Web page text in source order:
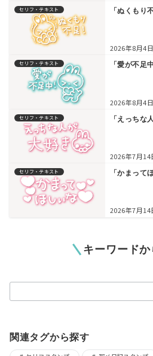
セリフ・テキスト 「ぬくもり
2026年8月4日
セリフ・テキスト 「愛が不足
2026年8月4日
セリフ・テキスト 「えっちな
2026年7月14
セリフ・テキスト 「かまっ
2026年7月14
キーワード
検索
関連タグから探す